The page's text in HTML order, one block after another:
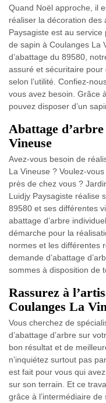
Quand Noël approche, il
réaliser la décoration des
Paysagiste est au
de sapin à Coulanges La
d’abattage du 89580,
assuré et sécuritaire
selon l’utilité. Confiez-
vous avez besoin. Grâce
pouvez disposer d’un
Abattage
Vineuse
Avez-vous besoin de
La Vineuse ? Voulez-
près de chez vous ?
Luidjy Paysagiste réalise
89580 et ses différentes
abattage d’arbre
démarche pour la
normes et les différentes
demande d’abattage
sommes à disposition de
Rassurez à
Coulanges La
Vous cherchez de
d’abattage d’arbre sur
bon résultat et de
n’inquiétez surtout pas
est fait pour vous qui avez
sur son terrain. Et ce
grâce à l’intermédiaire